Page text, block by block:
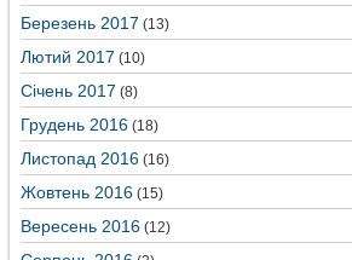
Березень 2017 (13)
Лютий 2017 (10)
Січень 2017 (8)
Грудень 2016 (18)
Листопад 2016 (16)
Жовтень 2016 (15)
Вересень 2016 (12)